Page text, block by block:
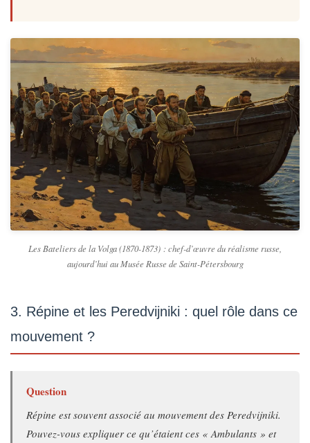
Les Bateliers de la Volga (1870-1873) : chef-d’œuvre du réalisme russe,
aujourd’hui au Musée Russe de Saint-Pétersbourg
3. Répine et les Peredvijniki : quel rôle dans ce
mouvement ?
Question
Répine est souvent associé au mouvement des Peredvijniki.
Pouvez-vous expliquer ce qu’étaient ces « Ambulants » et